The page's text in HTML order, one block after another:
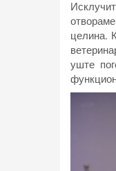
целина.
уште